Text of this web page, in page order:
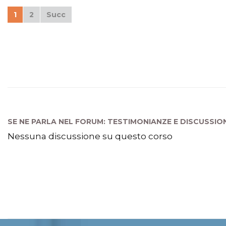
1 2 Succ
SE NE PARLA NEL FORUM: TESTIMONIANZE E
Nessuna discussione su questo corso